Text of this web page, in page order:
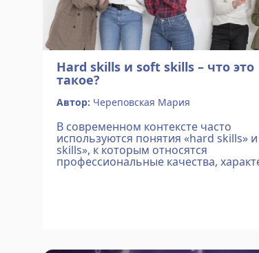
Hard skills и soft skills – что это
такое?
Автор: Череповская Мария
В современном контексте часто
используются понятия «hard skills»
skills», к которым относятся
профессиональные качества,
работника. Эти навыки определяют